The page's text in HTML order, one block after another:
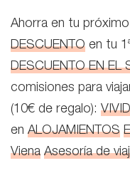
Ahorra en tu
DESCUENTO en tu
DESCUENTO EN EL
comisiones para
(10€ de regalo):
en ALOJAMIENTOS
Viena Asesoría de